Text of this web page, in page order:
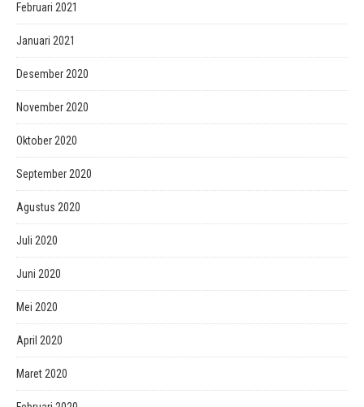
Februari 2021
Januari 2021
Desember 2020
November 2020
Oktober 2020
September 2020
Agustus 2020
Juli 2020
Juni 2020
Mei 2020
April 2020
Maret 2020